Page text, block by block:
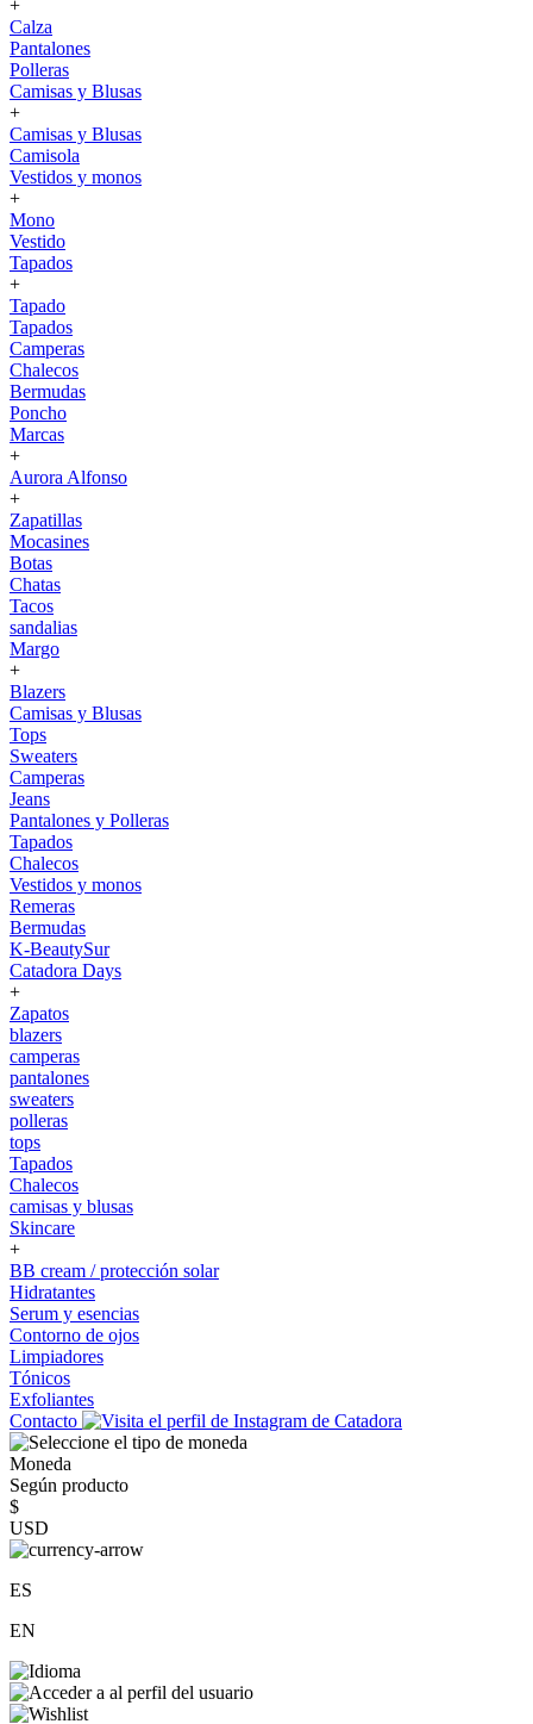
+
Calza
Pantalones
Polleras
Camisas y Blusas
+
Camisas y Blusas
Camisola
Vestidos y monos
+
Mono
Vestido
Tapados
+
Tapado
Tapados
Camperas
Chalecos
Bermudas
Poncho
Marcas
+
Aurora Alfonso
+
Zapatillas
Mocasines
Botas
Chatas
Tacos
sandalias
Margo
+
Blazers
Camisas y Blusas
Tops
Sweaters
Camperas
Jeans
Pantalones y Polleras
Tapados
Chalecos
Vestidos y monos
Remeras
Bermudas
K-BeautySur
Catadora Days
+
Zapatos
blazers
camperas
pantalones
sweaters
polleras
tops
Tapados
Chalecos
camisas y blusas
Skincare
+
BB cream / protección solar
Hidratantes
Serum y esencias
Contorno de ojos
Limpiadores
Tónicos
Exfoliantes
Contacto
Moneda
Según producto
$
USD
ES
EN